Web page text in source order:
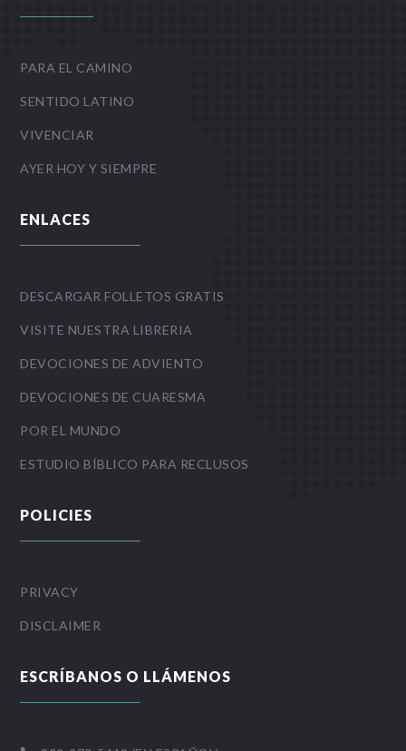
PARA EL CAMINO
SENTIDO LATINO
VIVENCIAR
AYER HOY Y SIEMPRE
ENLACES
DESCARGAR FOLLETOS GRATIS
VISITE NUESTRA LIBRERIA
DEVOCIONES DE ADVIENTO
DEVOCIONES DE CUARESMA
POR EL MUNDO
ESTUDIO BÍBLICO PARA RECLUSOS
POLICIES
PRIVACY
DISCLAIMER
ESCRÍBANOS O LLÁMENOS